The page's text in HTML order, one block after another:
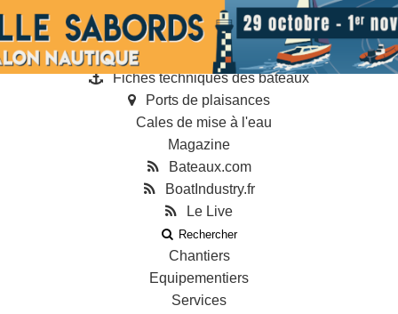
Annonces
Guides
Annuaire des professionnels
Fiches techniques des bateaux
Ports de plaisances
Cales de mise à l'eau
Magazine
Bateaux.com
BoatIndustry.fr
Le Live
Rechercher
Chantiers
Equipementiers
Services